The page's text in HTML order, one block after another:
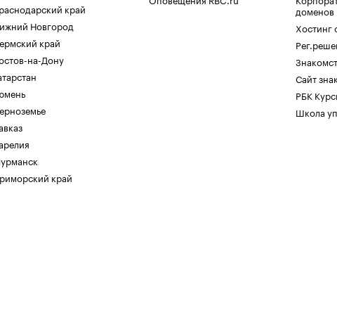
край
Новгород
край
на-Дону
край
доменов
Хостинг
Сайт
РБК
Школа